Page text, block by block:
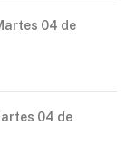
04 de
04 de